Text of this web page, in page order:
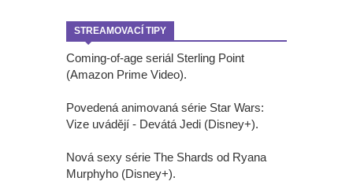
STREAMOVACÍ TIPY
Coming-of-age seriál Sterling Point
(Amazon Prime Video).
Povedená animovaná série Star Wars:
Vize uvádějí - Devátá Jedi (Disney+).
Nová sexy série The Shards od Ryana
Murphyho (Disney+).